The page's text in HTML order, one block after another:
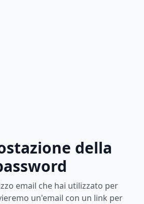
della
email che hai utilizzato per
un'email con un link per